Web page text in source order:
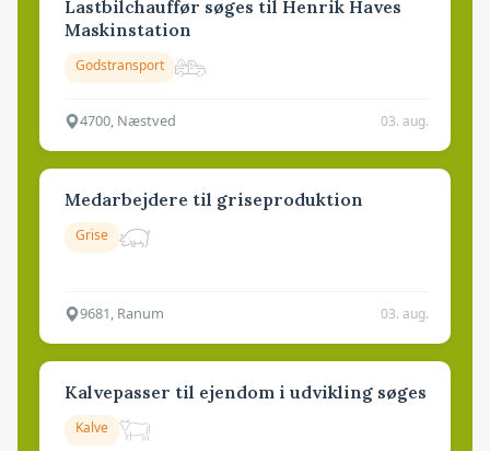
Lastbilchauffør søges til Henrik Haves
Maskinstation
Godstransport
4700, Næstved 03. aug.
Medarbejdere til griseproduktion
Grise
9681, Ranum 03. aug.
Kalvepasser til ejendom i udvikling søges
Kalve